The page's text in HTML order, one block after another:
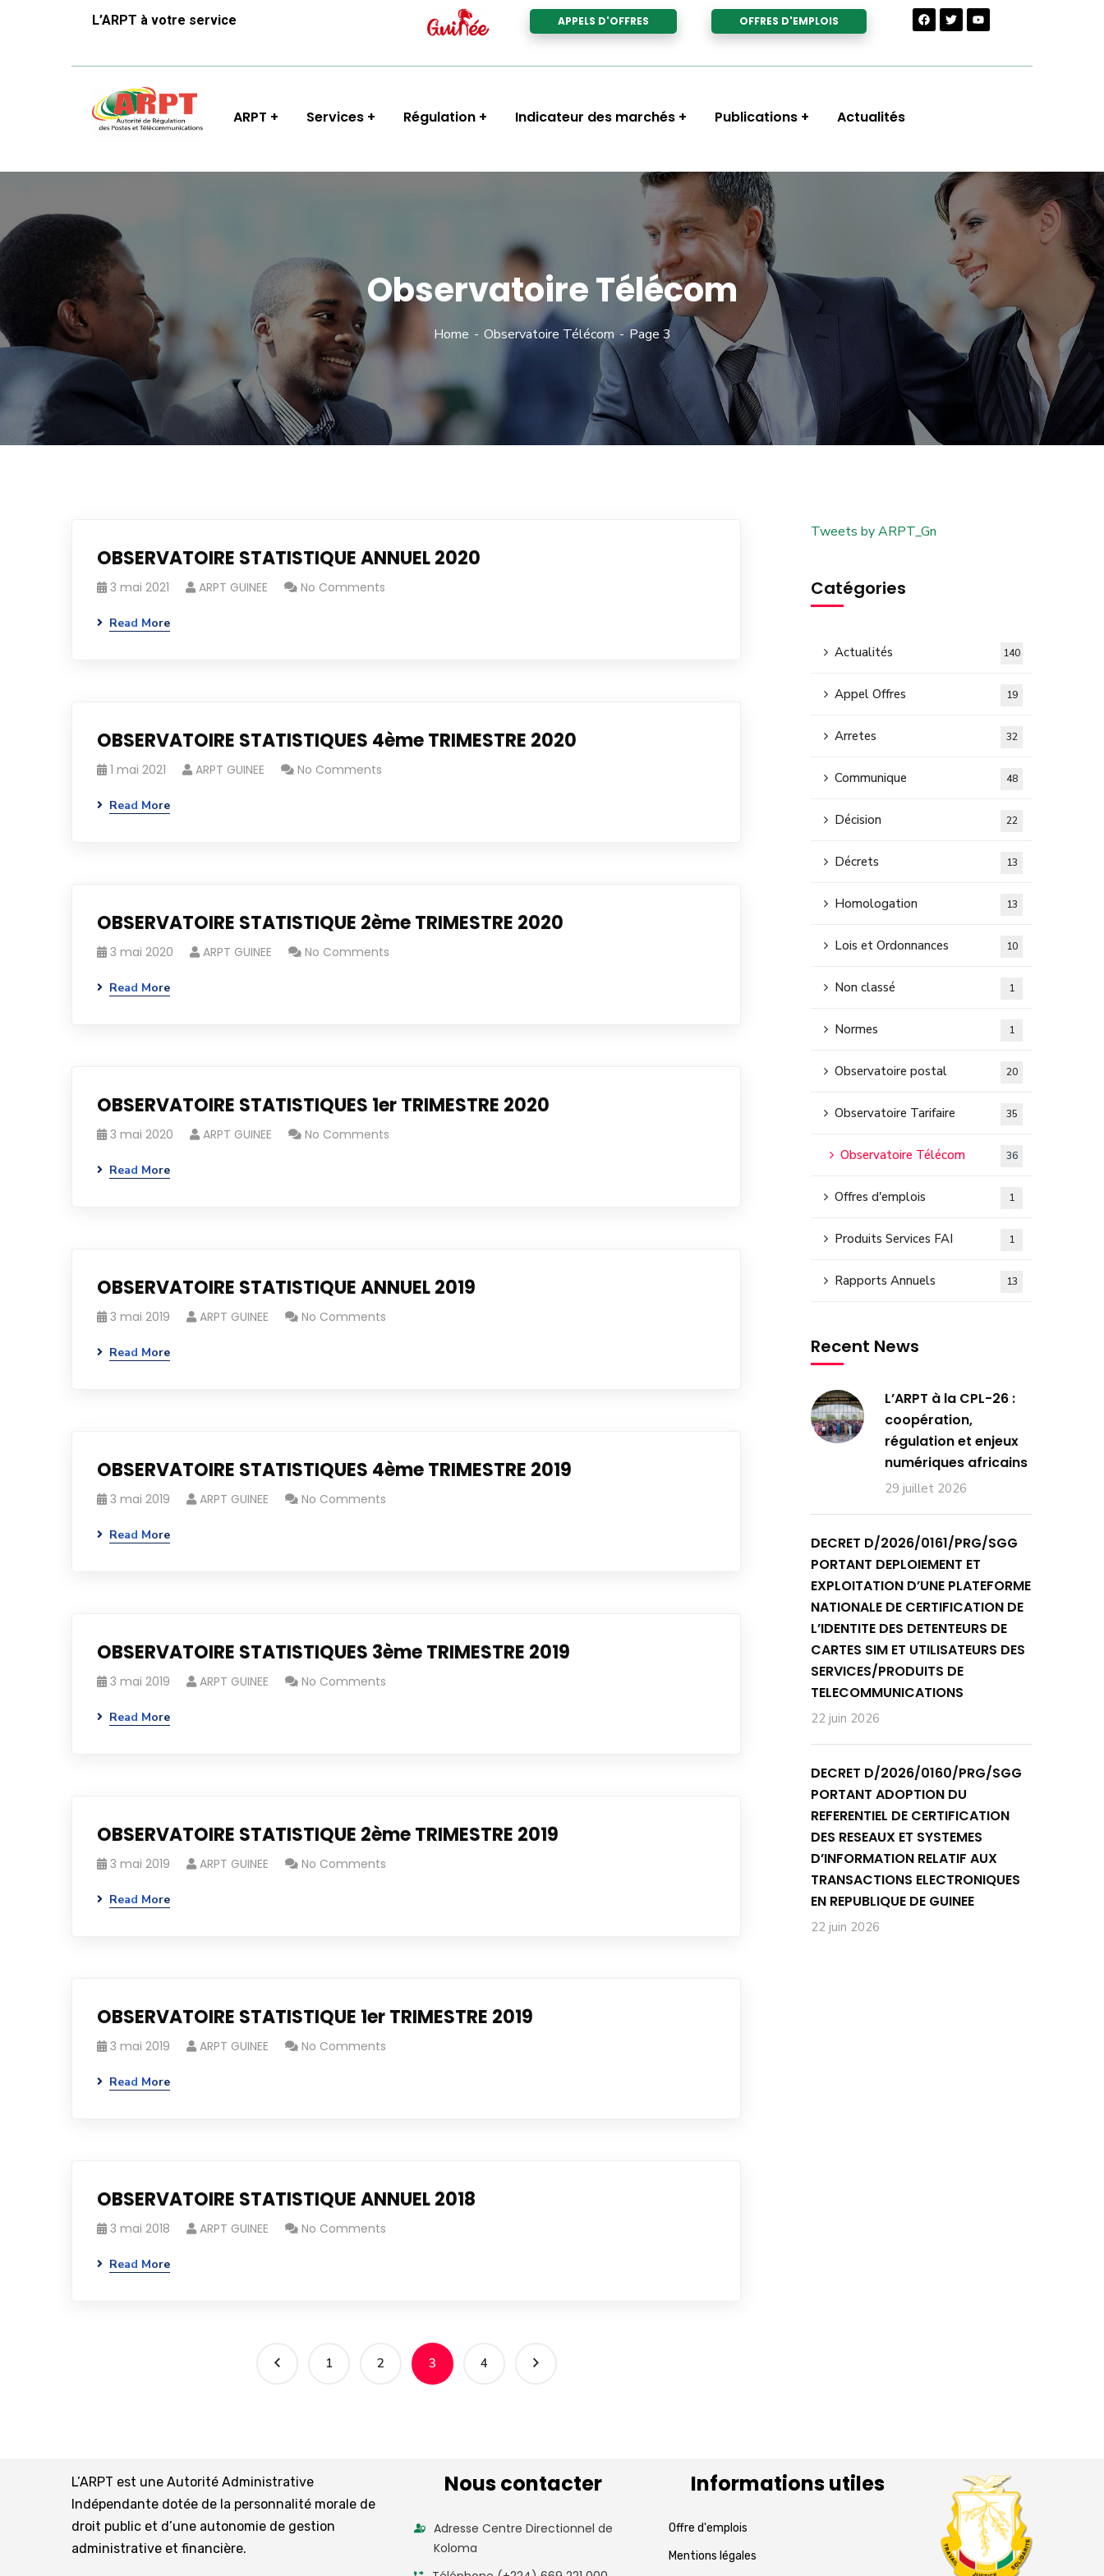
L’ARPT à votre service APPELS D'OFFRES OFFRES D'EMPLOIS
ARPT Services Régulation Indicateur des marchés Publications Actualités
Observatoire Télécom
Home Observatoire Télécom Page 3
OBSERVATOIRE STATISTIQUE ANNUEL 2020
3 mai 2021 ARPT GUINEE No Comments
Read More
OBSERVATOIRE STATISTIQUES 4ème TRIMESTRE 2020
1 mai 2021 ARPT GUINEE No Comments
Read More
OBSERVATOIRE STATISTIQUE 2ème TRIMESTRE 2020
3 mai 2020 ARPT GUINEE No Comments
Read More
OBSERVATOIRE STATISTIQUES 1er TRIMESTRE 2020
3 mai 2020 ARPT GUINEE No Comments
Read More
OBSERVATOIRE STATISTIQUE ANNUEL 2019
3 mai 2019 ARPT GUINEE No Comments
Read More
OBSERVATOIRE STATISTIQUES 4ème TRIMESTRE 2019
3 mai 2019 ARPT GUINEE No Comments
Read More
OBSERVATOIRE STATISTIQUES 3ème TRIMESTRE 2019
3 mai 2019 ARPT GUINEE No Comments
Read More
OBSERVATOIRE STATISTIQUE 2ème TRIMESTRE 2019
3 mai 2019 ARPT GUINEE No Comments
Read More
OBSERVATOIRE STATISTIQUE 1er TRIMESTRE 2019
3 mai 2019 ARPT GUINEE No Comments
Read More
OBSERVATOIRE STATISTIQUE ANNUEL 2018
3 mai 2018 ARPT GUINEE No Comments
Read More
1 2 3 4
Tweets by ARPT_Gn
Catégories
Actualités 140
Appel Offres 19
Arretes 32
Communique 48
Décision 22
Décrets 13
Homologation 13
Lois et Ordonnances 10
Non classé 1
Normes 1
Observatoire postal 20
Observatoire Tarifaire 35
Observatoire Télécom 36
Offres d'emplois 1
Produits Services FAI 1
Rapports Annuels 13
Recent News
L’ARPT à la CPL-26 :
coopération,
régulation et enjeux
numériques africains
29 juillet 2026
DECRET D/2026/0161/PRG/SGG
PORTANT DEPLOIEMENT ET
EXPLOITATION D’UNE PLATEFORME
NATIONALE DE CERTIFICATION DE
L’IDENTITE DES DETENTEURS DE
CARTES SIM ET UTILISATEURS DES
SERVICES/PRODUITS DE
TELECOMMUNICATIONS
22 juin 2026
DECRET D/2026/0160/PRG/SGG
PORTANT ADOPTION DU
REFERENTIEL DE CERTIFICATION
DES RESEAUX ET SYSTEMES
D’INFORMATION RELATIF AUX
TRANSACTIONS ELECTRONIQUES
EN REPUBLIQUE DE GUINEE
22 juin 2026
L’ARPT est une Autorité Administrative
Indépendante dotée de la personnalité morale de
droit public et d’une autonomie de gestion
administrative et financière.
Nous contacter
Adresse Centre Directionnel de
Koloma
Informations utiles
Offre d'emplois
Mentions légales